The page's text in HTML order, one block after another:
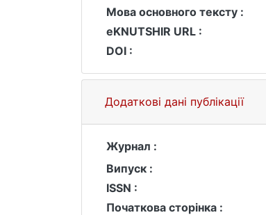
Мова основного тексту :
eKNUTSHIR URL :
DOI :
Додаткові дані публікації
Журнал :
Випуск :
ISSN :
Початкова сторінка :